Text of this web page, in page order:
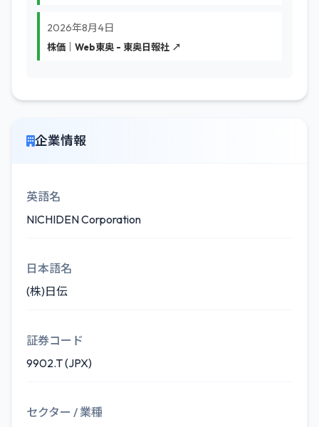
2026年8月4日
株価｜Web東奥 - 東奥日報社 ↗
企業情報
英語名
NICHIDEN Corporation
日本語名
(株)日伝
証券コード
9902.T (JPX)
セクター / 業種